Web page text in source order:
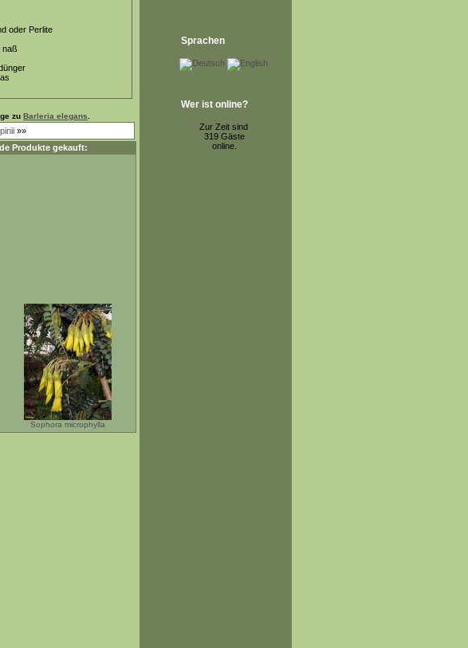
oder Perlite
naß
zu Barleria elegans
»»
Produkte gekauft:
Sophora microphylla
Sprachen
Wer ist online?
Zur Zeit sind
319 Gäste
online.